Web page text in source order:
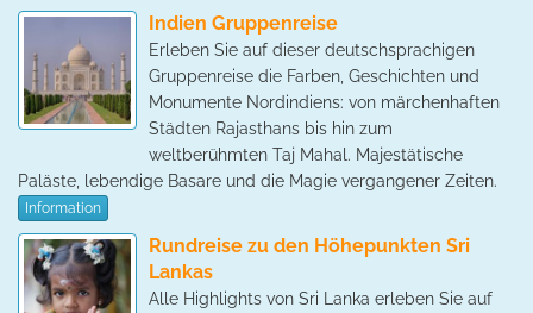
Indien Gruppenreise
Erleben Sie auf dieser deutschsprachigen
Gruppenreise die Farben, Geschichten und
Monumente Nordindiens: von märchenhaften
Städten Rajasthans bis hin zum
weltberühmten Taj Mahal. Majestätische
Paläste, lebendige Basare und die Magie vergangener Zeiten.
Information
Rundreise zu den Höhepunkten Sri
Lankas
Alle Highlights von Sri Lanka erleben Sie auf